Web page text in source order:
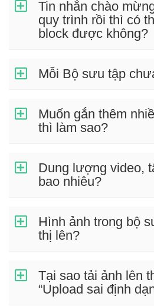
Tin nhắn chào
quy trình rồi thì có
block được không?
Mỗi Bộ sưu tập
Muốn gắn thêm
thì làm sao?
Dung lượng video,
bao nhiêu?
Hình ảnh trong bộ
thị lên?
Tại sao tải ảnh lên
“Upload sai định